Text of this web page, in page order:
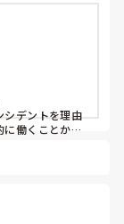
冷たくなり、言
勤がしんどい
テルが詰まっ
のラインが患
４人で行い、
＋破損の届け
と飲み込める
わからない
ないので、こ
シデントを理由
働くことから
無いでしょう